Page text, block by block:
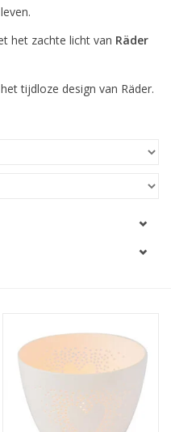
het zachte licht van Räder
tijdloze design van Räder.